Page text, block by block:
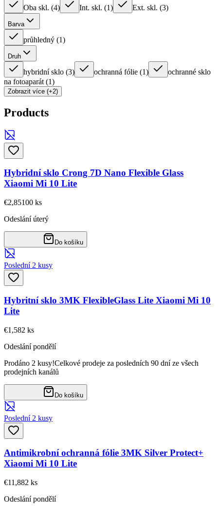
Oba skl. (4) Int. skl. (1) Ext. skl. (3)
Barva
průhledný (1)
Druh
hybridní sklo (3) ochranná fólie (1)
ochranné sklo
na fotoaparát (1)
Zobrazit více (+2)
Products
Hybridní sklo Crong 7D Nano Flexible Glass
Xiaomi Mi 10 Lite
€2,85100 ks
Odeslání úterý
Do košíku
Poslední 2 kusy
Hybritní sklo 3MK FlexibleGlass Lite Xiaomi Mi 10
Lite
€1,582 ks
Odeslání pondělí
Prodáno 2 kusy!Celkové prodeje za posledních 90 dní ze všech
prodejních kanálů
Do košíku
Poslední 2 kusy
Antimikrobní ochranná fólie 3MK Silver Protect+
Xiaomi Mi 10 Lite
€11,882 ks
Odeslání pondělí